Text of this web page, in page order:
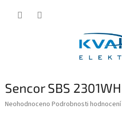
Sencor SBS 2301WH
Průměrné
Neohodnoceno Podrobnosti hodnocení